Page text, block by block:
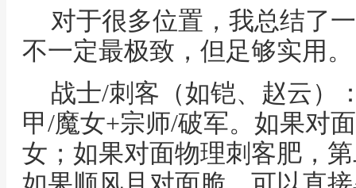
对于很多位置，我总结了
不一定最极致，但足够实用。
战士/刺客（如铠、赵云）
甲/魔女+宗师/破军。如果对
女；如果对面物理刺客肥，